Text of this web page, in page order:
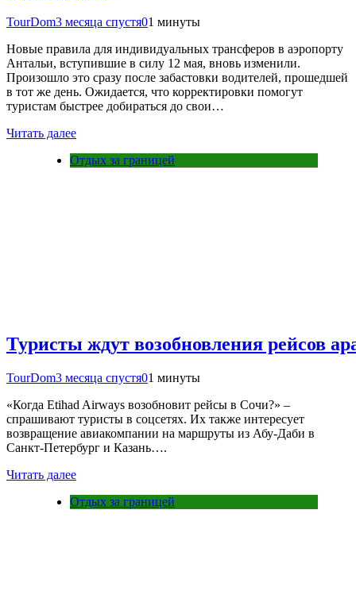
TourDom3 месяца спустя01 минуты
Новые правила для индивидуальных трансферов в аэропорту
Антальи, вступившие в силу 12 мая, вновь изменили.
Произошло это сразу после забастовки водителей, прошедшей
в тот же день. Ожидается, что корректировки помогут
туристам быстрее добираться до свои…
Читать далее
Отдых за границей
Туристы ждут возобновления рейсов
TourDom3 месяца спустя01 минуты
«Когда Etihad Airways возобновит рейсы в Сочи?» –
спрашивают туристы в соцсетях. Их также интересует
возвращение авиакомпании на маршруты из Абу-Даби в
Санкт-Петербург и Казань….
Читать далее
Отдых за границей